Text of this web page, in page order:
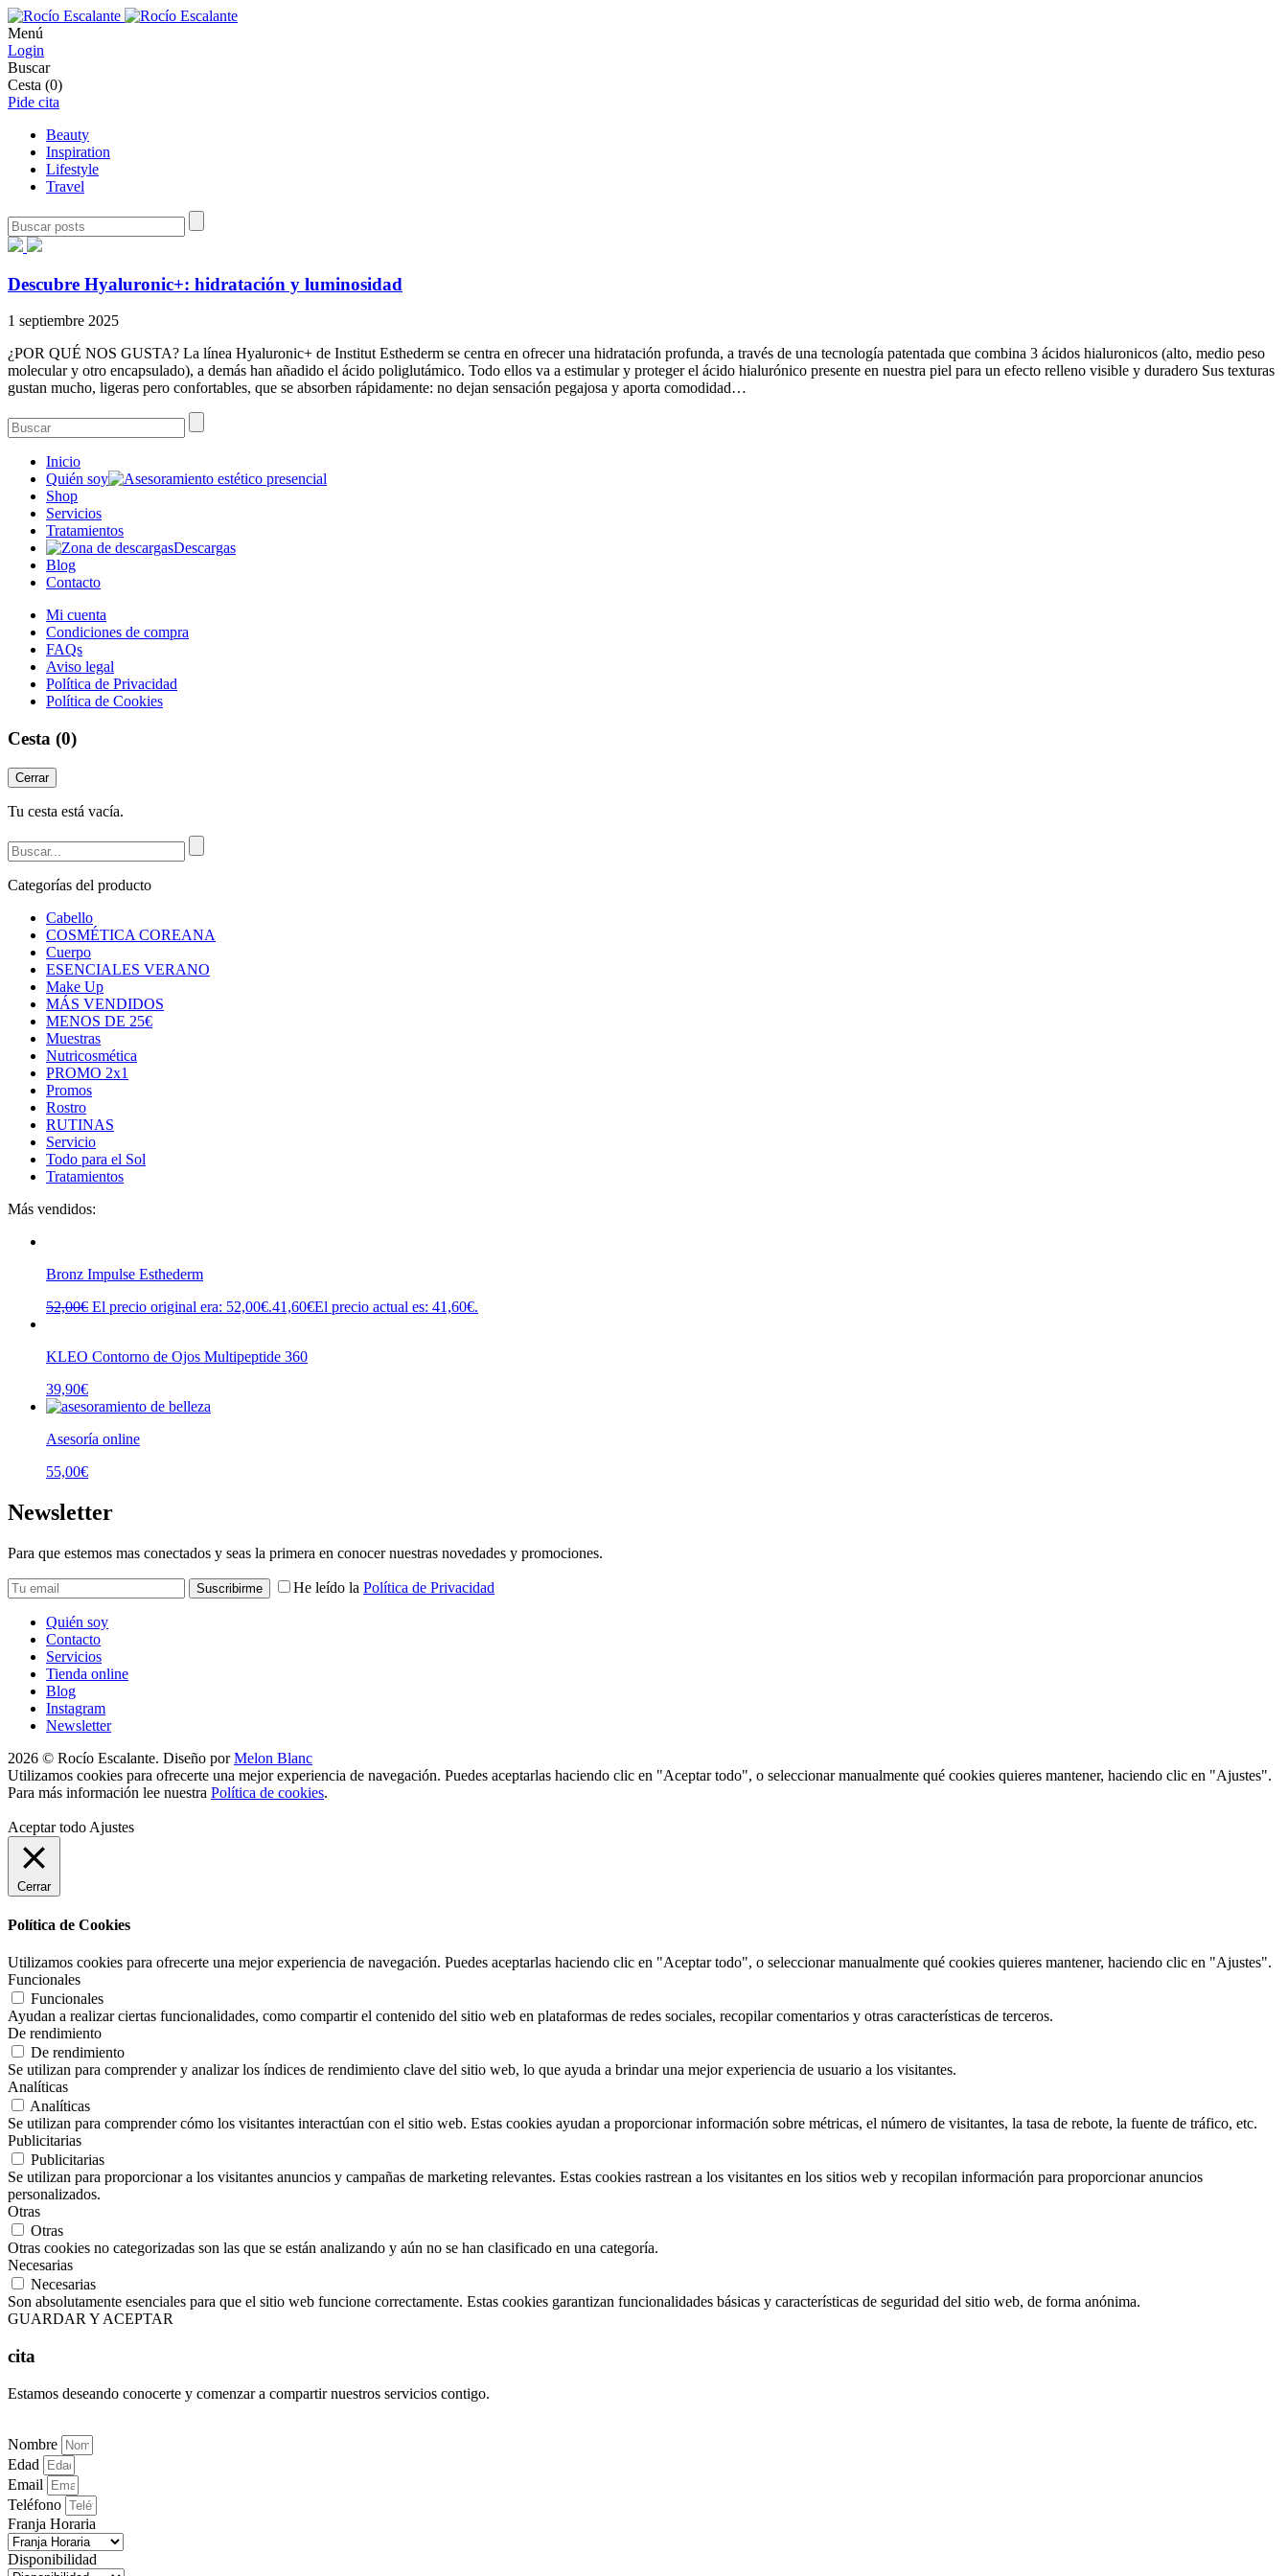
Menú
Login
Buscar
Cesta (0)
Pide cita
Beauty
Inspiration
Lifestyle
Travel
Descubre Hyaluronic+: hidratación y luminosidad
1 septiembre 2025
¿POR QUÉ NOS GUSTA? La línea Hyaluronic+ de Institut Esthederm se centra en ofrecer una hidratación profunda, a través de una tecnología patentada que combina 3 ácidos hialuronicos (alto, medio peso
molecular y otro encapsulado), a demás han añadido el ácido poliglutámico. Todo ellos va a estimular y proteger el ácido hialurónico presente en nuestra piel para un efecto relleno visible y duradero Sus texturas
gustan mucho, ligeras pero confortables, que se absorben rápidamente: no dejan sensación pegajosa y aporta comodidad…
Inicio
Quién soy
Shop
Servicios
Tratamientos
Descargas
Blog
Contacto
Mi cuenta
Condiciones de compra
FAQs
Aviso legal
Política de Privacidad
Política de Cookies
Cesta (0)
Cerrar
Tu cesta está vacía.
Categorías del producto
Cabello
COSMÉTICA COREANA
Cuerpo
ESENCIALES VERANO
Make Up
MÁS VENDIDOS
MENOS DE 25€
Muestras
Nutricosmética
PROMO 2x1
Promos
Rostro
RUTINAS
Servicio
Todo para el Sol
Tratamientos
Más vendidos:
Bronz Impulse Esthederm
52,00€ El precio original era: 52,00€.41,60€El precio actual es: 41,60€.
KLEO Contorno de Ojos Multipeptide 360
39,90€
Asesoría online
55,00€
Newsletter
Para que estemos mas conectados y seas la primera en conocer nuestras novedades y promociones.
He leído la Política de Privacidad
Quién soy
Contacto
Servicios
Tienda online
Blog
Instagram
Newsletter
2026 © Rocío Escalante. Diseño porMelon Blanc
Utilizamos cookies para ofrecerte una mejor experiencia de navegación. Puedes aceptarlas haciendo clic en "Aceptar todo", o seleccionar manualmente qué cookies quieres mantener, haciendo clic en "Ajustes".
Para más información lee nuestra Política de cookies.
Aceptar todo Ajustes
Cerrar
Política de Cookies
Utilizamos cookies para ofrecerte una mejor experiencia de navegación. Puedes aceptarlas haciendo clic en "Aceptar todo", o seleccionar manualmente qué cookies quieres mantener, haciendo clic en "Ajustes".
Funcionales
Funcionales
Ayudan a realizar ciertas funcionalidades, como compartir el contenido del sitio web en plataformas de redes sociales, recopilar comentarios y otras características de terceros.
De rendimiento
De rendimiento
Se utilizan para comprender y analizar los índices de rendimiento clave del sitio web, lo que ayuda a brindar una mejor experiencia de usuario a los visitantes.
Analíticas
Analíticas
Se utilizan para comprender cómo los visitantes interactúan con el sitio web. Estas cookies ayudan a proporcionar información sobre métricas, el número de visitantes, la tasa de rebote, la fuente de tráfico, etc.
Publicitarias
Publicitarias
Se utilizan para proporcionar a los visitantes anuncios y campañas de marketing relevantes. Estas cookies rastrean a los visitantes en los sitios web y recopilan información para proporcionar anuncios
personalizados.
Otras
Otras
Otras cookies no categorizadas son las que se están analizando y aún no se han clasificado en una categoría.
Necesarias
Necesarias
Son absolutamente esenciales para que el sitio web funcione correctamente. Estas cookies garantizan funcionalidades básicas y características de seguridad del sitio web, de forma anónima.
GUARDAR Y ACEPTAR
cita
Estamos deseando conocerte y comenzar a compartir nuestros servicios contigo.
Nombre
Edad
Email
Teléfono
Franja Horaria
Disponibilidad